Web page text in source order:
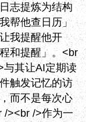
志提炼为结构
帮他查日历」
我提醒他开
和提醒」。<br
与其让AI定期读
触发记忆的访
而不是每次心
/><br />作为一